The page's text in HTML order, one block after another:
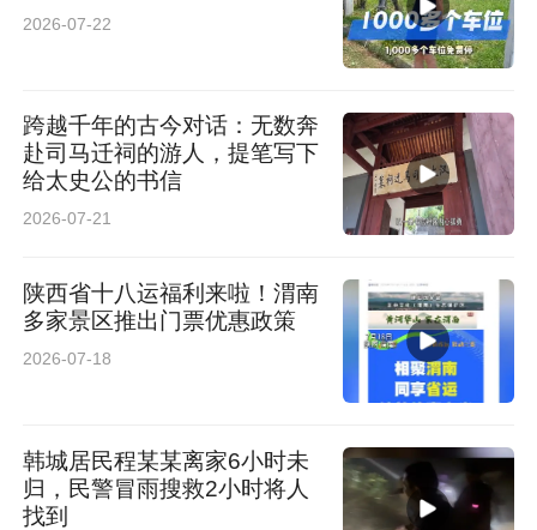
2026-07-22
跨越千年的古今对话：无数奔
赴司马迁祠的游人，提笔写下
给太史公的书信
2026-07-21
陕西省十八运福利来啦！渭南
多家景区推出门票优惠政策
2026-07-18
韩城居民程某某离家6小时未
归，民警冒雨搜救2小时将人
找到